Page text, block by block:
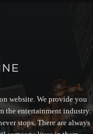
website. We provide you
the entertainment industry.
stops. There are always